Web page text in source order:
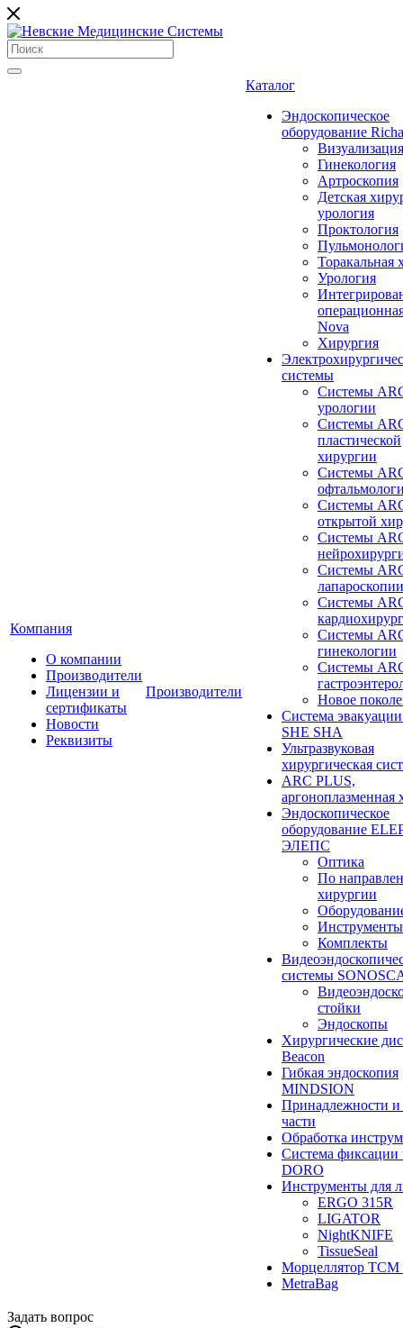
Компания
О компании
Производители
Лицензии и
сертификаты
Новости
Реквизиты
Производители
Каталог
Эндоскопическое
оборудование
Визуализация
Гинекология
Артроскопия
Детская
урология
Проктология
Торакальная
Урология
Nova
Хирургия
системы
Системы
урологии
Системы
пластической
хирургии
Системы
Системы
открытой
Системы
Системы
лапароскопии
Системы
Системы
гинекологии
Системы
Новое
Система
SHE SHA
Ультразвуковая
хирургическая
ARC PLUS,
аргоноплазменная
Эндоскопическое
оборудование
ЭЛЕПС
Оптика
По
хирургии
Инструменты
Комплекты
системы
стойки
Эндоскопы
Хирургические
Beacon
Гибкая эндоскопия
MINDSION
Принадлежности и
части
Обработка
Система фиксации
DORO
Инструменты для
ERGO 315R
LIGATOR
NightKNIFE
TissueSeal
Морцеллятор ТСМ
MetraBag
Задать вопрос